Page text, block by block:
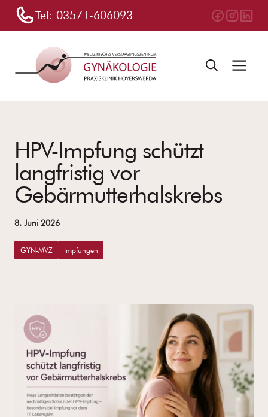
Zum
Inhalt
Tel: 03571-606093
HPV-Impfung schützt
langfristig vor
Gebärmutterhalskrebs
8. Juni 2026
GYN-MVZ Impfungen